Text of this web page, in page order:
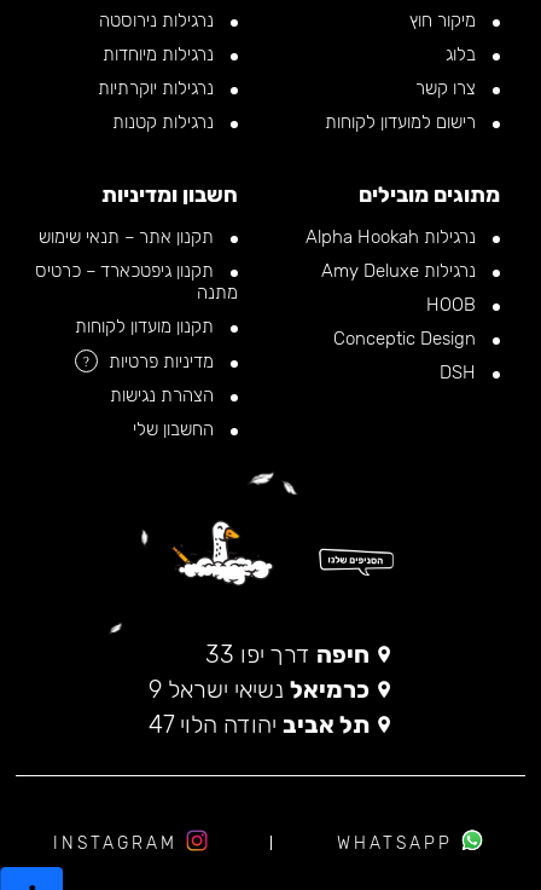
מיקור חוץ
בלוג
צרו קשר
רישום למועדון לקוחות
נרגילות נירוסטה
נרגילות מיוחדות
נרגילות יוקרתיות
נרגילות קטנות
מתוגים מובילים
נרגילות Alpha Hookah
נרגילות Amy Deluxe
חשבון ומדיניות
תקנון אתר – תנאי שימוש
תקנון גיפטכארד – כרטיס
מתנה
תקנון מועדון לקוחות
מדיניות פרטיות
?
הצהרת נגישות
החשבון שלי
חיפה דרך יפו 33
כרמיאל נשיאי ישראל 9
תל אביב יהודה הלוי 47
WHATSAPP
INSTAGRAM